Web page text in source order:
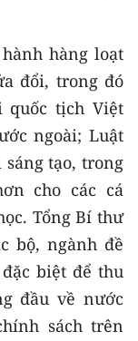
hàng loạt
đổi, trong đó
tịch Việt
ngoài; Luật
tạo, trong
cho các cá
Tổng Bí thư
bộ, ngành đề
biệt để thu
đầu về nước
sách trên